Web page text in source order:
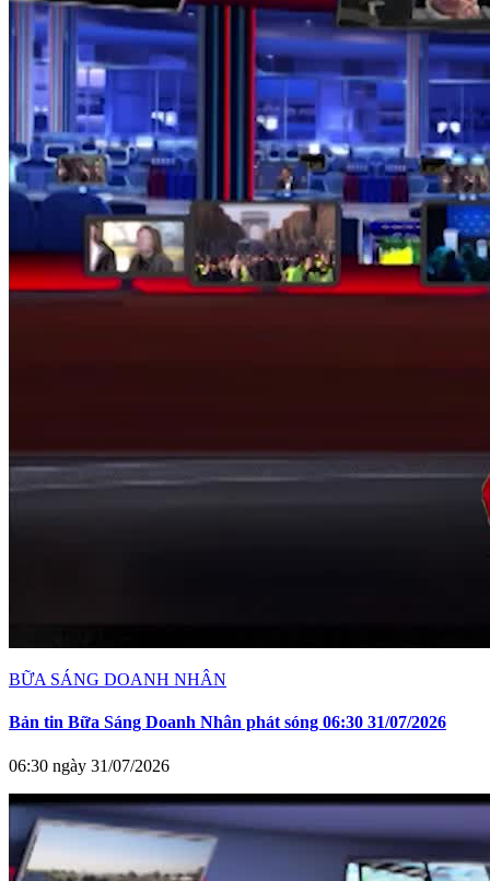
BỮA SÁNG DOANH NHÂN
Bản tin Bữa Sáng Doanh Nhân phát sóng 06:30 31/07/2026
06:30 ngày 31/07/2026